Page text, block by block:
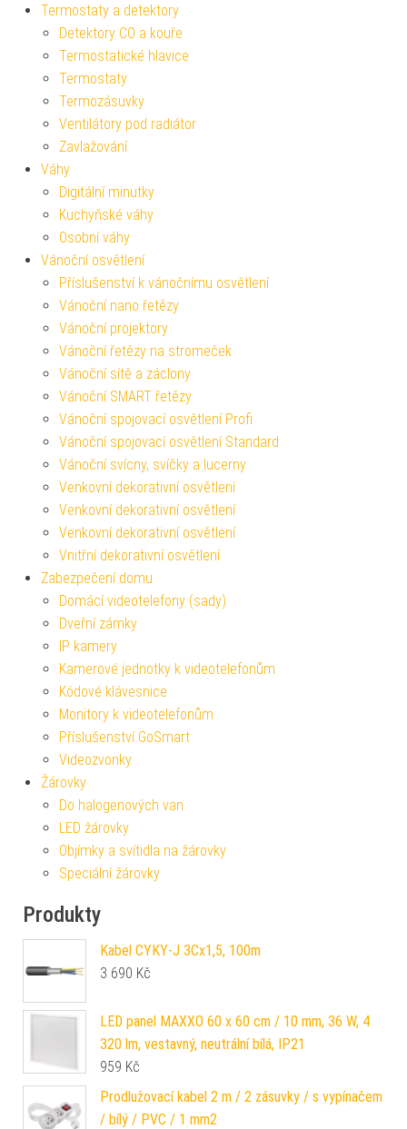
Termostaty a detektory
Detektory CO a kouře
Termostatické hlavice
Termostaty
Termozásuvky
Ventilátory pod radiátor
Zavlažování
Váhy
Digitální minutky
Kuchyňské váhy
Osobní váhy
Vánoční osvětlení
Příslušenství k vánočnímu osvětlení
Vánoční nano řetězy
Vánoční projektory
Vánoční řetězy na stromeček
Vánoční sítě a záclony
Vánoční SMART řetězy
Vánoční spojovací osvětlení Profi
Vánoční spojovací osvětlení Standard
Vánoční svícny, svíčky a lucerny
Venkovní dekorativní osvětlení
Venkovní dekorativní osvětlení
Venkovní dekorativní osvětlení
Vnitřní dekorativní osvětlení
Zabezpečení domu
Domácí videotelefony (sady)
Dveřní zámky
IP kamery
Kamerové jednotky k videotelefonům
Kódové klávesnice
Monitory k videotelefonům
Příslušenství GoSmart
Videozvonky
Žárovky
Do halogenových van
LED žárovky
Objímky a svítidla na žárovky
Speciální žárovky
Produkty
Kabel CYKY-J 3Cx1,5, 100m
3 690 Kč
LED panel MAXXO 60 x 60 cm / 10 mm, 36 W, 4
320 lm, vestavný, neutrální bílá, IP21
959 Kč
Prodlužovací kabel 2 m / 2 zásuvky / s vypínačem
/ bílý / PVC / 1 mm2